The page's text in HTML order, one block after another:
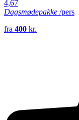
4,67
Dagsmødepakke /pers
fra 400 kr.